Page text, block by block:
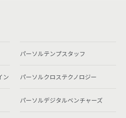
パーソルテンプスタッフ
ン パーソルクロステクノロジー
パーソルデジタルベンチャーズ